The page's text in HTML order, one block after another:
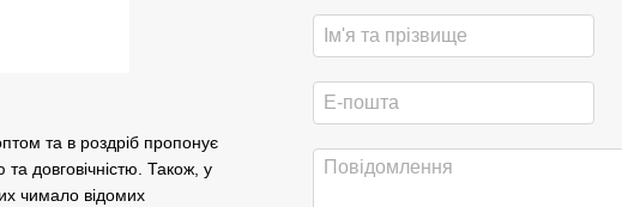
та в роздріб пропонує
довговічністю. Також, у
чимало відомих